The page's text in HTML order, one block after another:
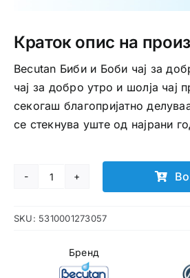
Краток опис на
Becutan Биби и Боби чај за
чај за добро утро и шолја чај
секогаш благопријатно
се стекнува уште од најрани
Becutan
и
SKU: 5310001273057
Бренд